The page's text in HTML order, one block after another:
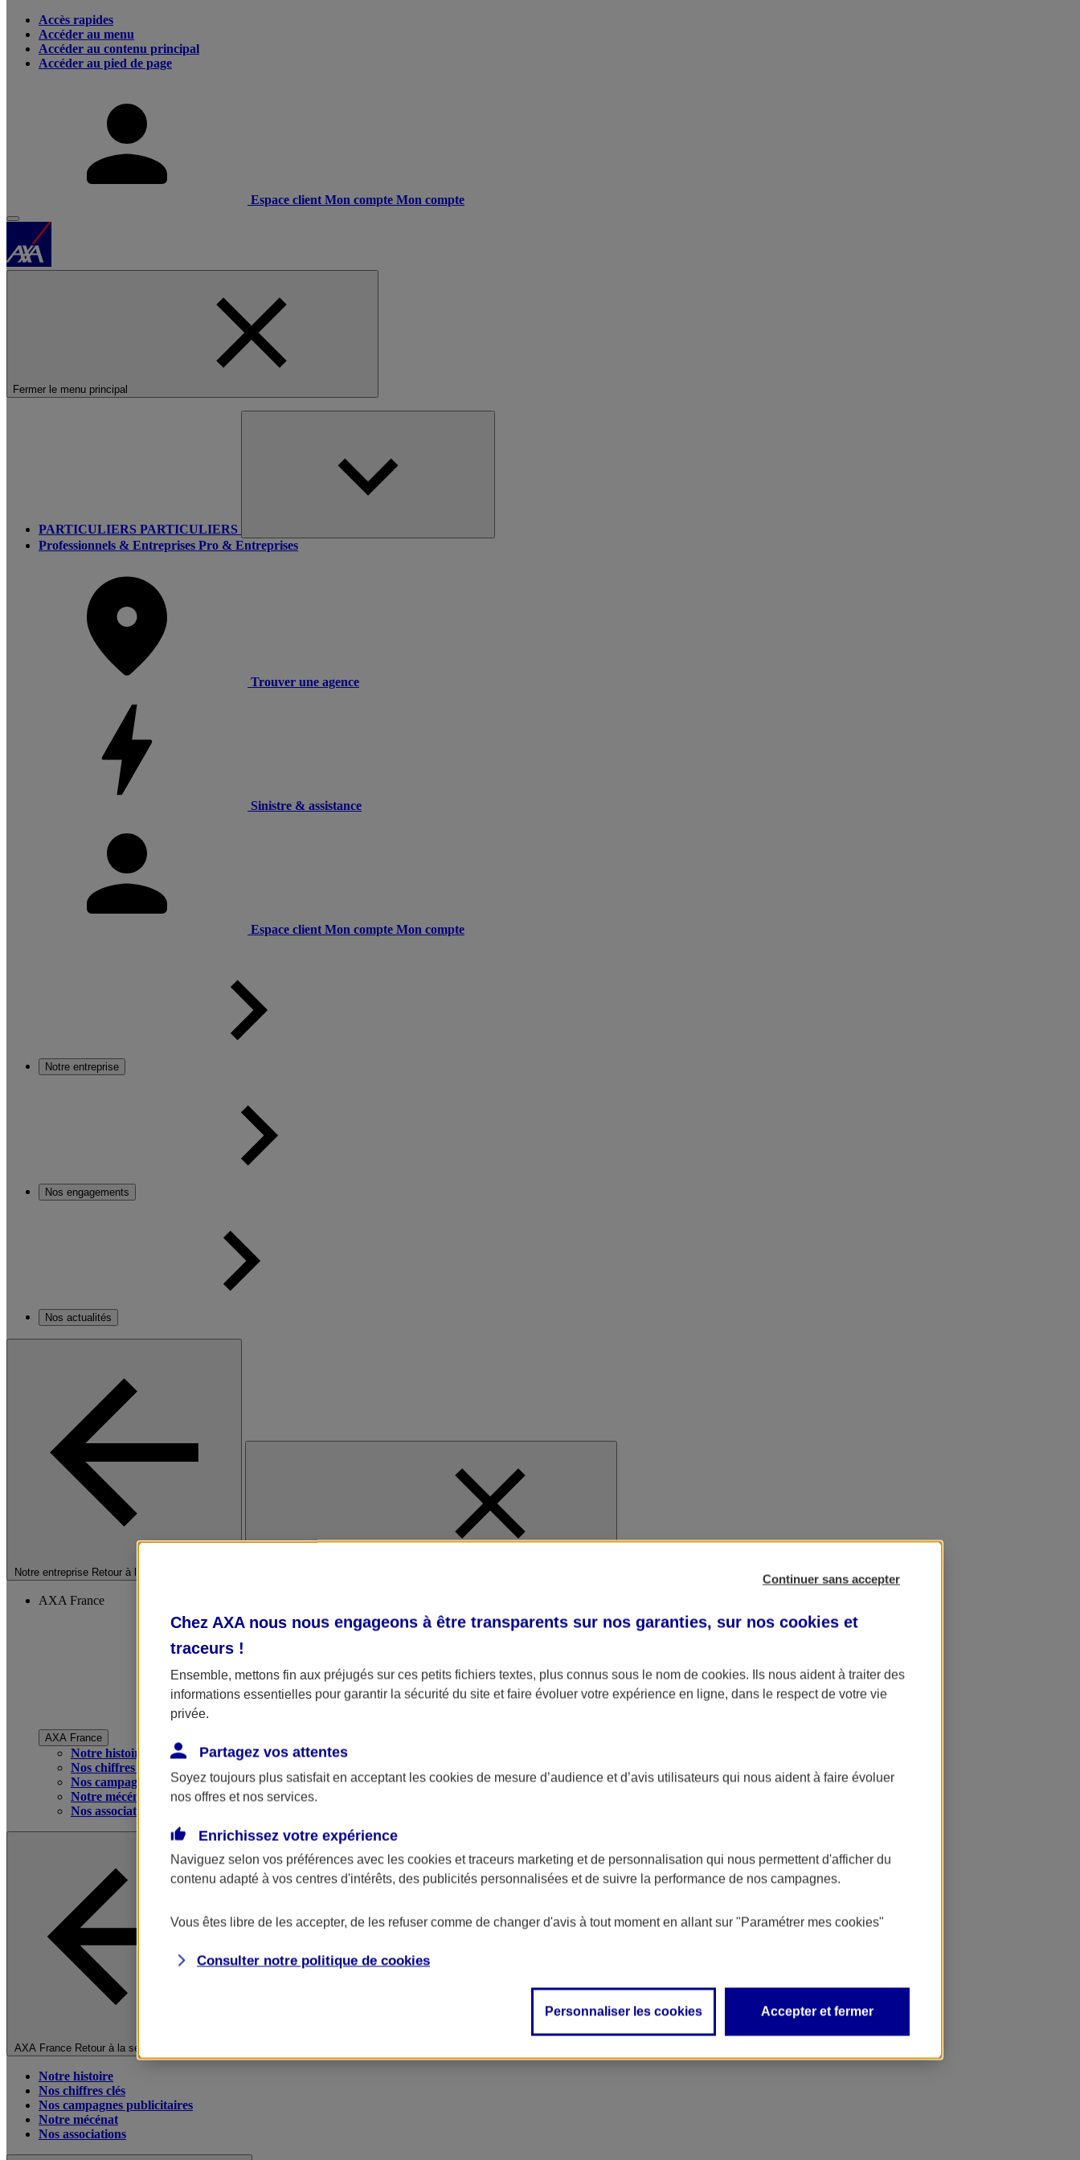
Accès rapides
Accéder au menu
Accéder au contenu principal
Accéder au pied de page
Espace client Mon compte Mon compte
Fermer le menu principal
PARTICULIERS PARTICULIERS
Professionnels & Entreprises Pro & Entreprises
Trouver une agence
Sinistre & assistance
Espace client Mon compte Mon compte
Notre entreprise
Nos engagements
Nos actualités
Notre entreprise Retour à la section précédente
AXA France
AXA France
Notre histoire
Nos chiffres clés
Nos campagnes publicitaires
Notre mécénat
Nos associations
AXA France Retour à la section précédente
Notre histoire
Nos chiffres clés
Nos campagnes publicitaires
Notre mécénat
Nos associations
Continuer sans accepter
Chez AXA nous nous engageons à être transparents sur nos garanties, sur nos cookies et
traceurs !
Ensemble, mettons fin aux préjugés sur ces petits fichiers textes, plus connus sous le nom de cookies. Ils nous aident à traiter des
informations essentielles pour garantir la sécurité du site et faire évoluer votre expérience en ligne, dans le respect de votre vie
privée.
Partagez vos attentes
Soyez toujours plus satisfait en acceptant les cookies de mesure d’audience et d’avis utilisateurs qui nous aident à faire évoluer
nos offres et nos services.
Enrichissez votre expérience
Naviguez selon vos préférences avec les cookies et traceurs marketing et de personnalisation qui nous permettent d'afficher du
contenu adapté à vos centres d'intérêts, des publicités personnalisées et de suivre la performance de nos campagnes.
Vous êtes libre de les accepter, de les refuser comme de changer d'avis à tout moment en allant sur "Paramétrer mes cookies"
Consulter notre politique de cookies
Personnaliser les cookies Accepter et fermer